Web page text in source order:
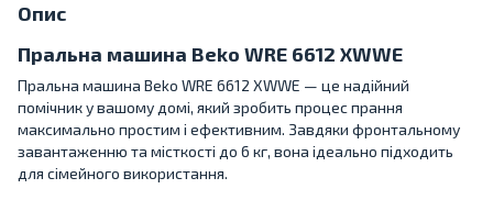
Опис
Пральна машина Beko WRE 6612 XWWE
Пральна машина Beko WRE 6612 XWWE — це надійний
помічник у вашому домі, який зробить процес прання
максимально простим і ефективним. Завдяки фронтальному
завантаженню та місткості до 6 кг, вона ідеально підходить
для сімейного використання.